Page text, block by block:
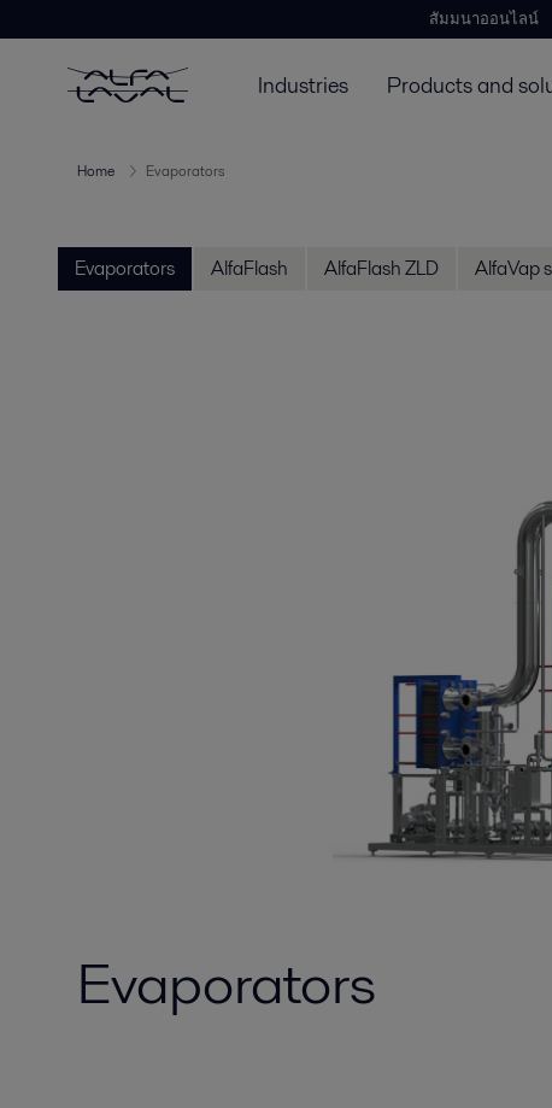
สัมมนาออนไลน์
Industries Products and
Home Evaporators
Evaporators AlfaFlash AlfaFlash ZLD AlfaVap
Evaporators